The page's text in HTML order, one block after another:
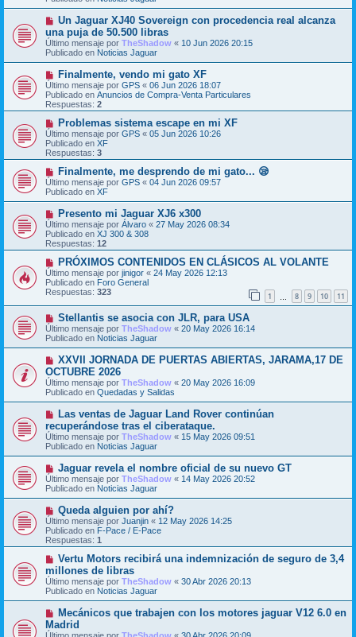
e
o
m
e
n
s
a
e
N
e
v
o
m
n
s
a
j
Un Jaguar XJ40 Sovereign con procedencia real alcanza
una puja de 50.500 libras
Último mensaje por TheShadow « 10 Jun 2026 20:15
Publicado en Noticias Jaguar
N
u
e
v
o
m
e
n
s
a
e
Finalmente, vendo mi gato XF
Último mensaje por GPS « 06 Jun 2026 18:07
Publicado en Anuncios de Compra-Venta Particulares
Respuestas: 2
N
u
e
v
o
m
e
n
s
e
Problemas sistema escape en mi XF
Último mensaje por GPS « 05 Jun 2026 10:26
Publicado en XF
Respuestas: 3
N
u
e
v
o
m
e
n
s
e
Finalmente, me desprendo de mi gato... 😪
Último mensaje por GPS « 04 Jun 2026 09:57
Publicado en XF
N
u
e
v
o
m
e
n
s
a
j
e
Presento mi Jaguar XJ6 x300
Último mensaje por Álvaro « 27 May 2026 08:34
Publicado en XJ 300 & 308
Respuestas: 12
N
u
e
v
o
m
e
n
s
a
e
PRÓXIMOS CONTENIDOS EN CLÁSICOS AL VOLANTE
Último mensaje por jinigor « 24 May 2026 12:13
Publicado en Foro General
Respuestas: 323 1 8 9 10 11
N
u
e
v
o
m
e
n
s
a
e
Stellantis se asocia con JLR, para USA
Último mensaje por TheShadow « 20 May 2026 16:14
Publicado en Noticias Jaguar
N
u
e
v
o
m
n
s
a
XXVII JORNADA DE PUERTAS ABIERTAS, JARAMA,17 DE
OCTUBRE 2026
Último mensaje por TheShadow « 20 May 2026 16:09
Publicado en Quedadas y Salidas
N
e
v
o
m
e
n
s
a
e
Las ventas de Jaguar Land Rover continúan
recuperándose tras el ciberataque.
Último mensaje por TheShadow « 15 May 2026 09:51
Publicado en Noticias Jaguar
N
u
e
v
m
e
n
s
e
Jaguar revela el nombre oficial de su nuevo GT
Último mensaje por TheShadow « 14 May 2026 20:52
Publicado en Noticias Jaguar
N
u
e
v
o
m
e
n
s
a
j
Queda alguien por ahí?
Último mensaje por Juanjin « 12 May 2026 14:25
Publicado en F-Pace / E-Pace
Respuestas: 1
N
u
e
v
o
m
n
s
Vertu Motors recibirá una indemnización de seguro de 3,4
millones de libras
Último mensaje por TheShadow « 30 Abr 2026 20:13
Publicado en Noticias Jaguar
N
e
Mecánicos que trabajen con los motores jaguar V12 6.0 en
Madrid